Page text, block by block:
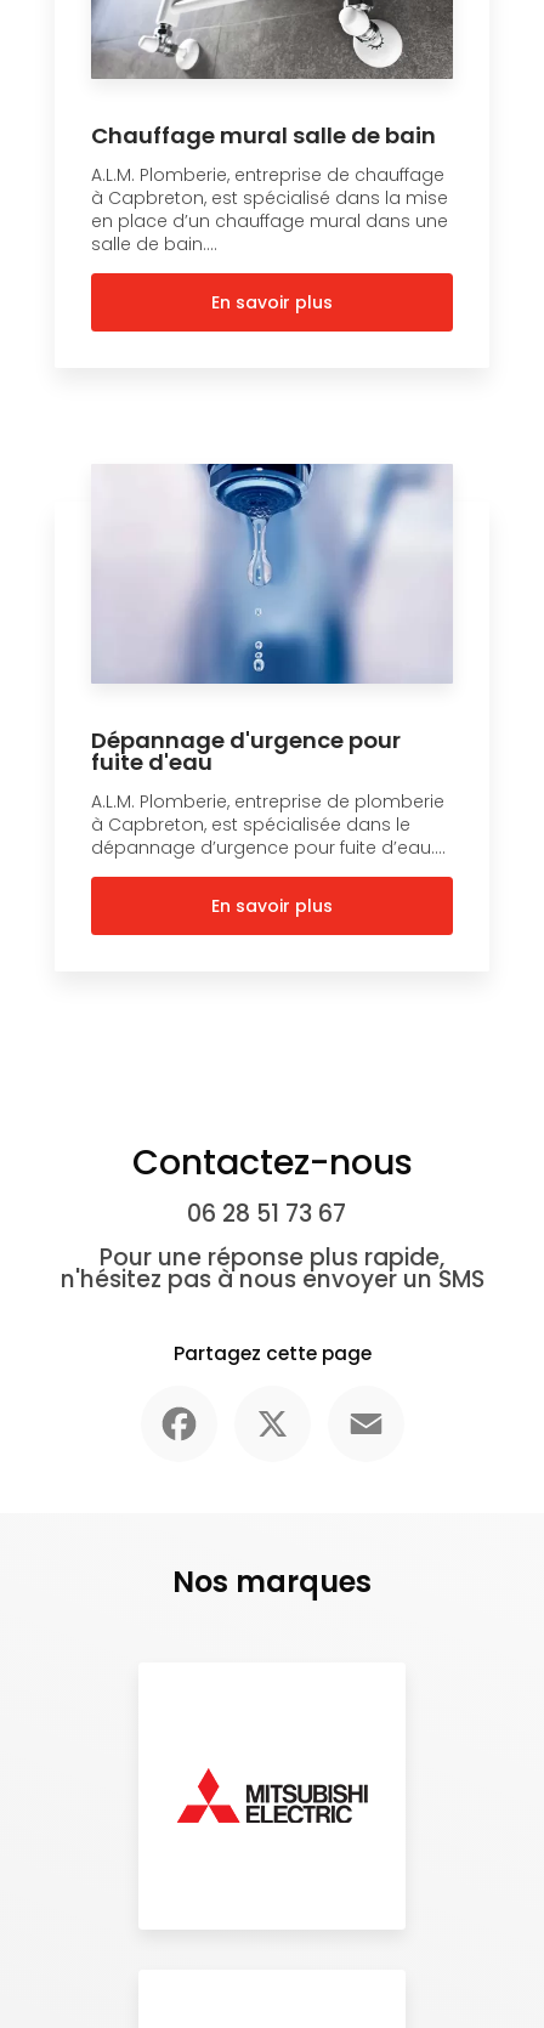
Chauffage mural salle de bain
A.L.M. Plomberie, entreprise de chauffage
à Capbreton, est spécialisé dans la mise
en place d’un chauffage mural dans une
salle de bain....
En savoir plus
Dépannage d'urgence pour
fuite d'eau
A.L.M. Plomberie, entreprise de plomberie
à Capbreton, est spécialisée dans le
dépannage d’urgence pour fuite d’eau....
En savoir plus
Contactez-nous
06 28 51 73 67
Pour une réponse plus rapide,
n'hésitez pas à nous envoyer un SMS
Partagez cette page
Nos marques